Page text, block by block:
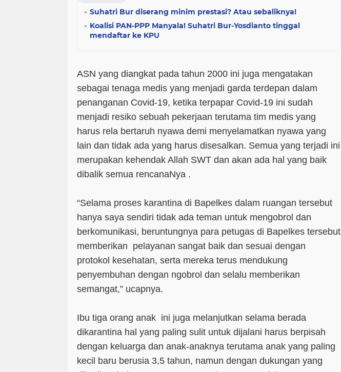
Suhatri Bur diserang minim prestasi? Atau sebaliknya!
Koalisi PAN-PPP Manyala! Suhatri Bur-Yosdianto tinggal
mendaftar ke KPU
ASN yang diangkat pada tahun 2000 ini juga mengatakan
sebagai tenaga medis yang menjadi garda terdepan dalam
penanganan Covid-19, ketika terpapar Covid-19 ini sudah
menjadi resiko sebuah pekerjaan terutama tim medis yang
harus rela bertaruh nyawa demi menyelamatkan nyawa yang
lain dan tidak ada yang harus disesalkan. Semua yang terjadi ini
merupakan kehendak Allah SWT dan akan ada hal yang baik
dibalik semua rencanaNya .
“Selama proses karantina di Bapelkes dalam ruangan tersebut
hanya saya sendiri tidak ada teman untuk mengobrol dan
berkomunikasi, beruntungnya para petugas di Bapelkes tersebut
memberikan pelayanan sangat baik dan sesuai dengan
protokol kesehatan, serta mereka terus mendukung
penyembuhan dengan ngobrol dan selalu memberikan
semangat,” ucapnya.
Ibu tiga orang anak ini juga melanjutkan selama berada
dikarantina hal yang paling sulit untuk dijalani harus berpisah
dengan keluarga dan anak-anaknya terutama anak yang paling
kecil baru berusia 3,5 tahun, namun dengan dukungan yang